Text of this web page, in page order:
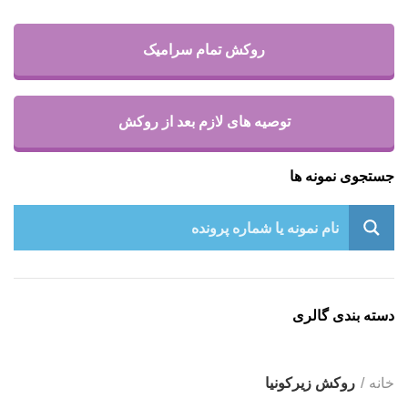
روکش تمام سرامیک
توصیه های لازم بعد از روکش
جستجوی نمونه ها
دسته بندی گالری
خانه روکش زیرکونیا